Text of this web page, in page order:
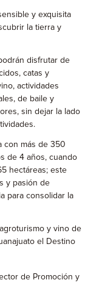
y exquisita
la tierra y
disfrutar de
catas y
actividades
de baile y
sin dejar la lado
con más de 350
de 4 años, cuando
hectáreas; este
y pasión de
para consolidar la
y vino de
el Destino